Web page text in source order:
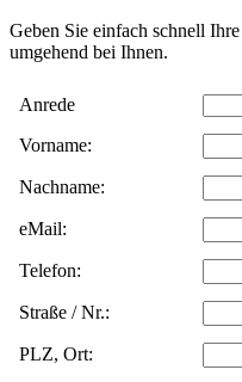
Geben Sie einfach schnell
umgehend bei Ihnen.
Anrede
Vorname:
Nachname:
eMail:
Telefon:
Straße / Nr.:
PLZ, Ort: